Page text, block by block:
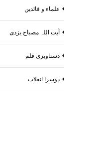
علماء و قائدین
آیت اللہ مصباح یزدی
دستاویزی فلم
دوسرا انقلاب